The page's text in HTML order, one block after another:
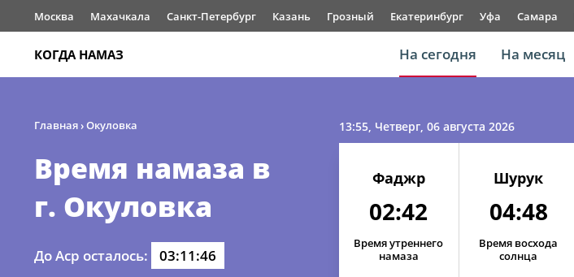
Москва Махачкала Санкт-Петербург Казань Грозный Екатеринбург Уфа Самара
КОГДА НАМАЗ На сегодня На месяц
Главная›Окуловка
Время намаза в
г. Окуловка
До Аср осталось: 03:11:46
13:55, Четверг, 06 августа 2026
Фаджр
02:42
Время утреннего
намаза
Шурук
04:48
Время восхода
солнца